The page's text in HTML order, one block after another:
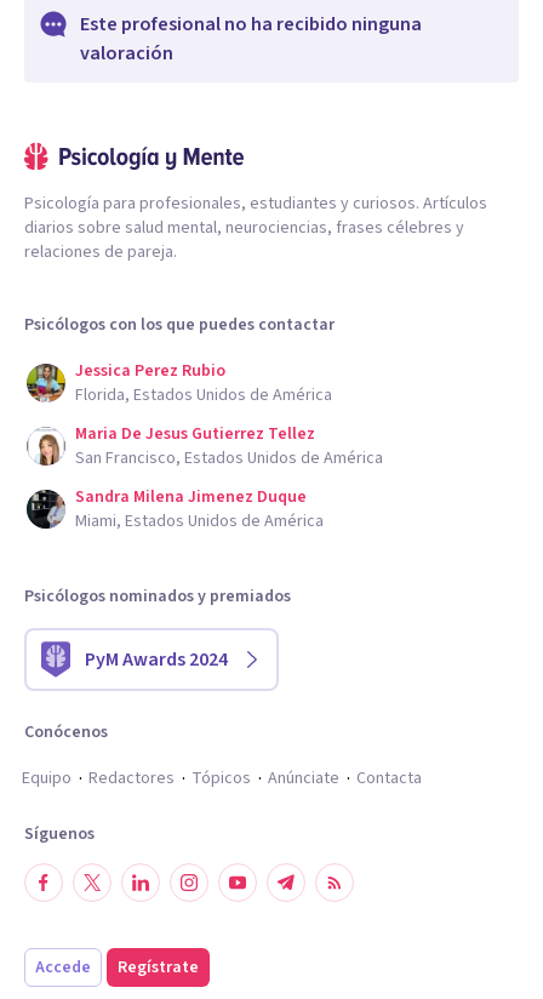
Este profesional no ha recibido ninguna
valoración
Psicología para profesionales, estudiantes y curiosos. Artículos
diarios sobre salud mental, neurociencias, frases célebres y
relaciones de pareja.
Psicólogos con los que puedes contactar
Jessica Perez Rubio
Florida, Estados Unidos de América
Maria De Jesus Gutierrez Tellez
San Francisco, Estados Unidos de América
Sandra Milena Jimenez Duque
Miami, Estados Unidos de América
Psicólogos nominados y premiados
PyM Awards 2024
Conócenos
Equipo
Redactores Tópicos Anúnciate Contacta
Síguenos
Accede Regístrate